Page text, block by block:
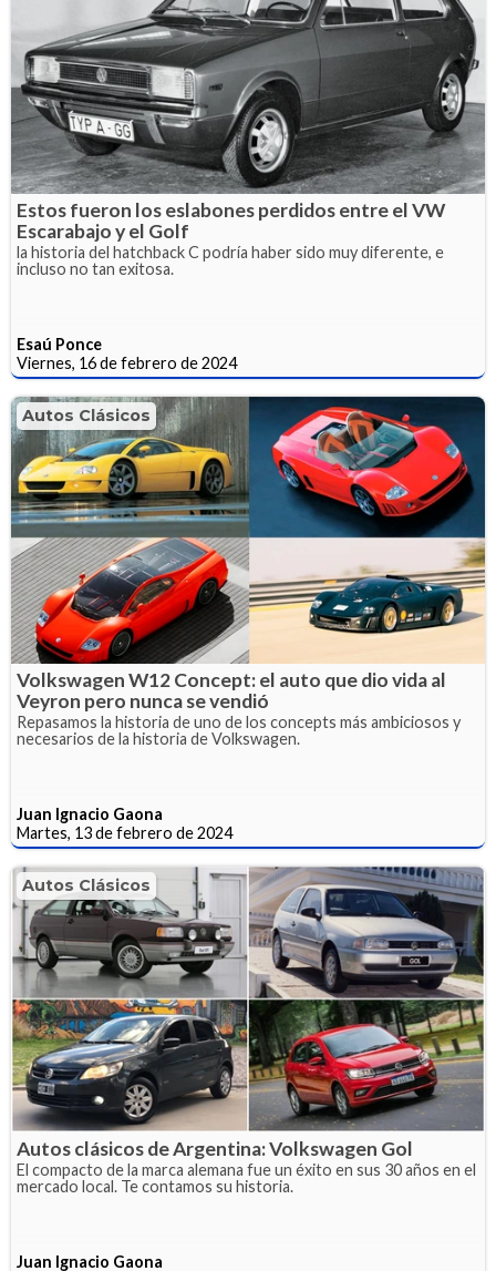
Estos fueron los eslabones perdidos entre el VW
Escarabajo y el Golf
la historia del hatchback C podría haber sido muy diferente, e
incluso no tan exitosa.
Esaú Ponce
Viernes, 16 de febrero de 2024
Autos Clásicos
Volkswagen W12 Concept: el auto que dio vida al
Veyron pero nunca se vendió
Repasamos la historia de uno de los concepts más ambiciosos y
necesarios de la historia de Volkswagen.
Juan Ignacio Gaona
Martes, 13 de febrero de 2024
Autos Clásicos
Autos clásicos de Argentina: Volkswagen Gol
El compacto de la marca alemana fue un éxito en sus 30 años en el
mercado local. Te contamos su historia.
Juan Ignacio Gaona